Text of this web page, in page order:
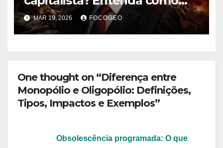
funciona o modelo
econômico e político chinês
MAR 19, 2026 FOCOGEO
One thought on “Diferença entre
Monopólio e Oligopólio: Definições,
Tipos, Impactos e Exemplos”
Obsolescência programada: O que